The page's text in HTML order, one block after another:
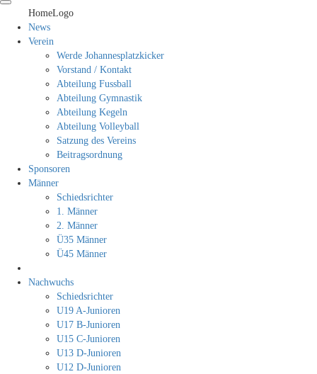
HomeLogo
News
Verein
Werde Johannesplatzkicker
Vorstand / Kontakt
Abteilung Fussball
Abteilung Gymnastik
Abteilung Kegeln
Abteilung Volleyball
Satzung des Vereins
Beitragsordnung
Sponsoren
Männer
Schiedsrichter
1. Männer
2. Männer
Ü35 Männer
Ü45 Männer
Nachwuchs
Schiedsrichter
U19 A-Junioren
U17 B-Junioren
U15 C-Junioren
U13 D-Junioren
U12 D-Junioren